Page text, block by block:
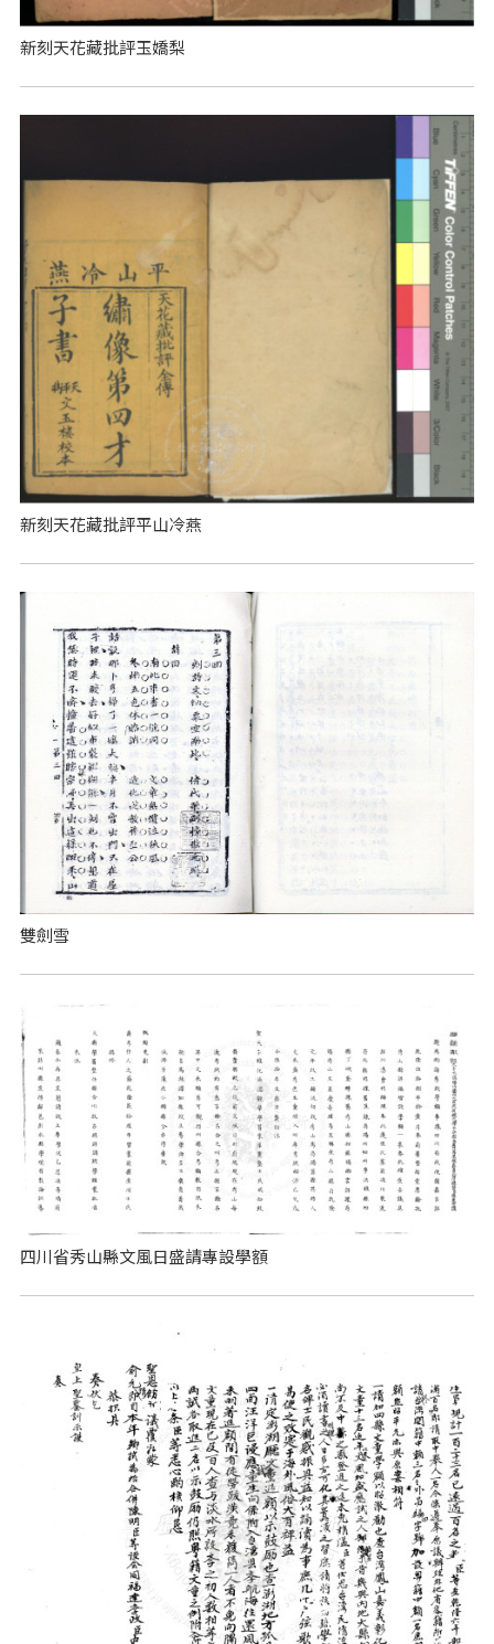
新刻天花藏批評玉嬌梨
新刻天花藏批評平山冷燕
雙劍雪
四川省秀山縣文風日盛請專設學額